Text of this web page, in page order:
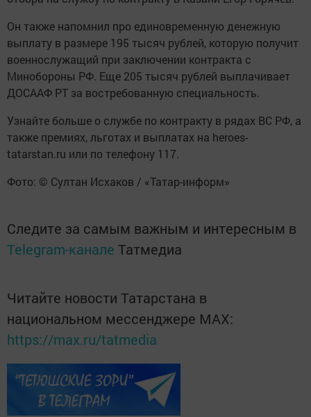
Он также напомнил про единовременную денежную
выплату в размере 195 тысяч рублей, которую получит
военнослужащий при заключении контракта с
Минобороны РФ. Еще 205 тысяч рублей выплачивает
ДОСААФ РТ за востребованную специальность.
Узнайте больше о службе по контракту в рядах ВС РФ, а
также премиях, льготах и выплатах на heroes-
tatarstan.ru или по телефону 117.
Фото: © Султан Исхаков / «Татар-информ»
Следите за самым важным и интересным в
Telegram-канале Татмедиа
Читайте новости Татарстана в
национальном мессенджере MАХ:
https://max.ru/tatmedia